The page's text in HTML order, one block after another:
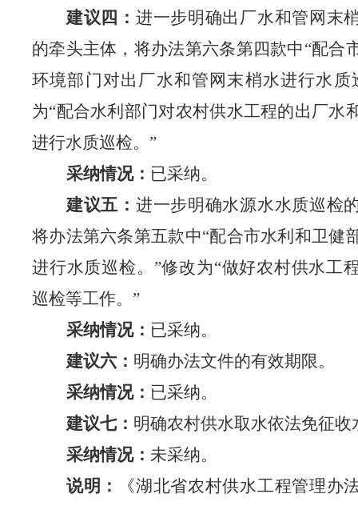
建议四： 进一步明确出厂水和管网末
的牵头主体，将办法第六条第四款中“配合
环境部门对出厂水和管网末梢水进行水质
为“配合水利部门对农村供水工程的出厂水
进行水质巡检。”
采纳情况： 已采纳。
建议五： 进一步明确水源水水质巡检
将办法第六条第五款中“配合市水利和卫健
进行水质巡检。”修改为“做好农村供水工
巡检等工作。”
采纳情况： 已采纳。
建议六： 明确办法文件的有效期限。
采纳情况： 已采纳。
建议七： 明确农村供水取水依法免征收
采纳情况： 未采纳。
说明：
《湖北省农村供水工程管理办